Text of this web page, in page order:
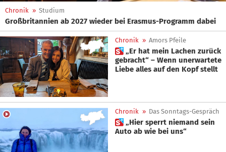
Chronik » Studium
Großbritannien ab 2027 wieder bei Erasmus-Programm dabei
Chronik » Amors Pfeile
 „Er hat mein Lachen zurück
gebracht“ – Wenn unerwartete
Liebe alles auf den Kopf stellt
Chronik » Das Sonntags-Gespräch
 „Hier sperrt niemand sein
Auto ab wie bei uns“